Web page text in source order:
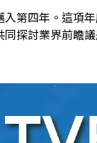
第四年。這項
探討業界前瞻